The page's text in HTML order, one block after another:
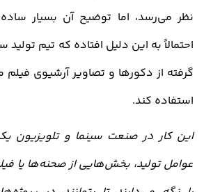
نظر می‌رسد، اما توضیح آن بسیار
احتمالاً به این دلیل افتاده که تیم
گرفته از دکورها و تصاویر آرشیوی فیلم
استفاده کند.
این کار در صنعت سینما و تلویزیون
عوامل تولید، بخش‌هایی از صحنه‌ها یا